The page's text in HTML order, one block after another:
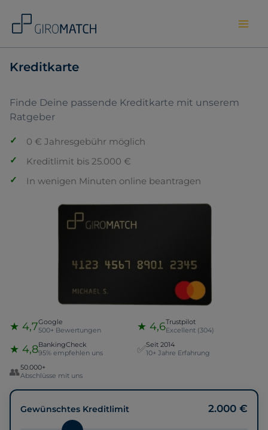
content
Kreditkarte
Finde Deine passende Kreditkarte mit unserem
Ratgeber
0 € Jahresgebühr möglich
Kreditlimit bis 25.000 €
In wenigen Minuten online beantragen
★ 4,7Google
500+ Bewertungen ★ 4,6Trustpilot
Excellent (304)
★ 4,8BankingCheck
95% empfehlen uns ✅Seit 2014
10+ Jahre Erfahrung
👥50.000+
Abschlüsse mit uns
Gewünschtes Kreditlimit 2.000 €